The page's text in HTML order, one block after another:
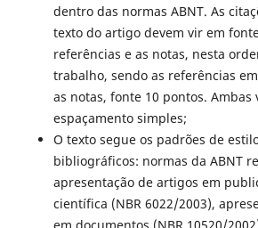
dentro das normas ABNT. As
texto do artigo devem vir em
referências e as notas, nesta
trabalho, sendo as referências
as notas, fonte 10 pontos. Ambas
espaçamento simples;
O texto segue os padrões de
bibliográficos: normas da ABNT
apresentação de artigos em
científica (NBR 6022/2003),